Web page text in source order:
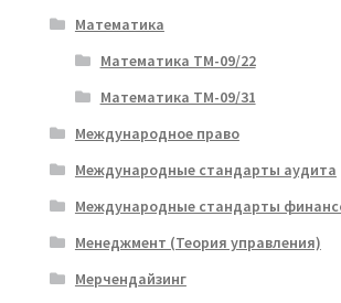
Математика
Математика ТМ-09/22
Математика ТМ-09/31
Международное право
Международные стандарты аудита
Международные стандарты
Менеджмент (Теория управления)
Мерчендайзинг